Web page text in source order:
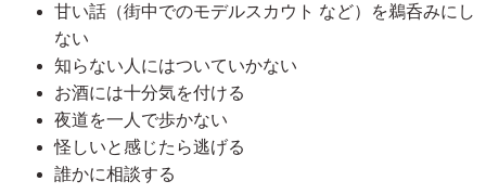
甘い話（街中でのモデルスカウト など）を鵜呑みにし
ない
知らない人にはついていかない
お酒には十分気を付ける
夜道を一人で歩かない
怪しいと感じたら逃げる
誰かに相談する